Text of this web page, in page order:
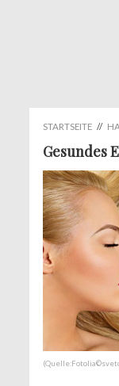
STARTSEITE //
Gesundes